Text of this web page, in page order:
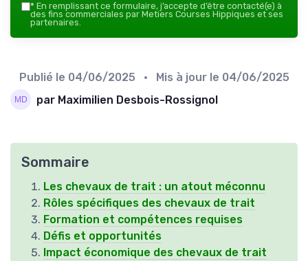
* En remplissant ce formulaire, j’accepte d’être contacté(e) à
des fins commerciales par Metiers Courses Hippiques et ses
partenaires.
Publié le 04/06/2025 • Mis à jour le 04/06/2025
par Maximilien Desbois-Rossignol
Sommaire
Les chevaux de trait : un atout méconnu
Rôles spécifiques des chevaux de trait
Formation et compétences requises
Défis et opportunités
Impact économique des chevaux de trait